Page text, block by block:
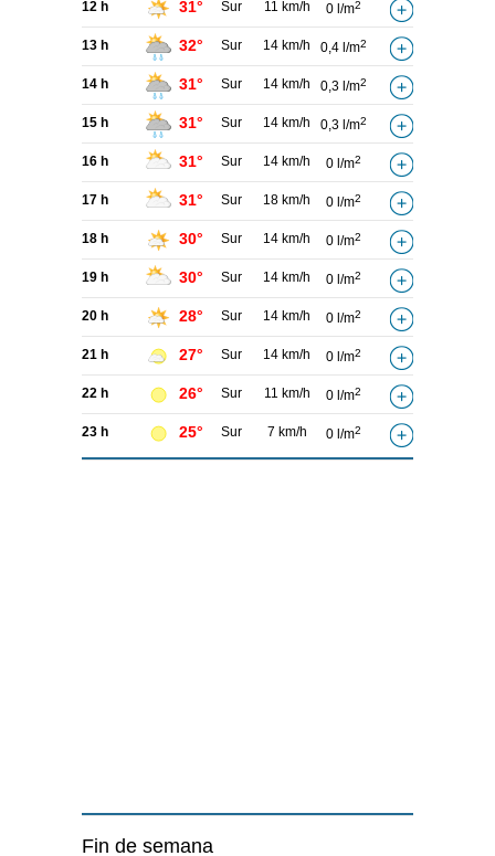
12 h 31° Sur 11 km/h 0 l/m2
13 h 32° Sur 14 km/h 0,4 l/m2
14 h 31° Sur 14 km/h 0,3 l/m2
15 h 31° Sur 14 km/h 0,3 l/m2
16 h 31° Sur 14 km/h 0 l/m2
17 h 31° Sur 18 km/h 0 l/m2
18 h 30° Sur 14 km/h 0 l/m2
19 h 30° Sur 14 km/h 0 l/m2
20 h 28° Sur 14 km/h 0 l/m2
21 h 27° Sur 14 km/h 0 l/m2
22 h 26° Sur 11 km/h 0 l/m2
23 h 25° Sur 7 km/h 0 l/m2
Fin de semana